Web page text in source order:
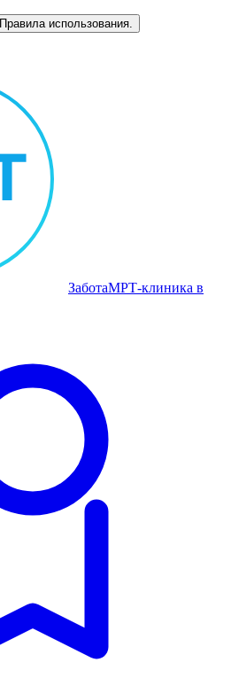
Правила использования.
ЗаботаМРТ‑клиника в